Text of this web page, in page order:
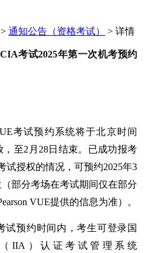
> 通知公告（资格考试） > 详情
考试2025年第一次机考预约
考试预约系统将于北京时间
，至2月28日结束。已成功报考
试授权的情况，可预约2025年3
部分考场在考试期间仅在部分
VUE提供的信息为准）。
试预约时间内，考生可登录国
IIA）认证考试管理系统